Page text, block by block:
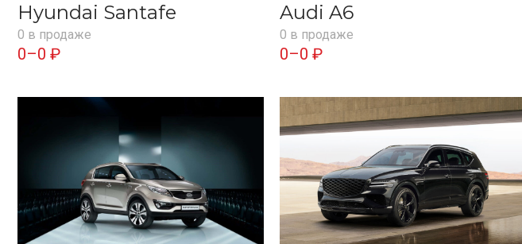
Hyundai Santafe
0 в продаже
0–0 ₽
Audi A6
0 в продаже
0–0 ₽